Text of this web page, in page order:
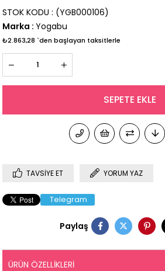
(YGB000106)
STOK KODU
Marka : Yogabu
₺2.863,28 `den başlayan taksitlerle
TAVSIYE ET YORUM YAZ
Telegram
Paylaş
ÜRÜN ÖZELLIKLERI